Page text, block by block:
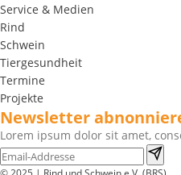
Service & Medien
Rind
Schwein
Tiergesundheit
Termine
Projekte
Newsletter
Lorem ipsum dolor sit amet,